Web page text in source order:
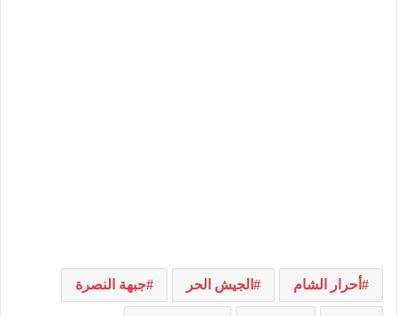
أحرار الشام الجيش الحر جبهة النصرة